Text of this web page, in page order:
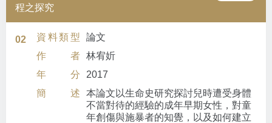
程之探究
02 資料類型
論文
作者 林宥妡
年分
2017
簡述
本論文以生命史研究探討兒時遭受身體
不當對待的經驗的成年早期女性，對童
年創傷與施暴者的知覺，以及如何建立